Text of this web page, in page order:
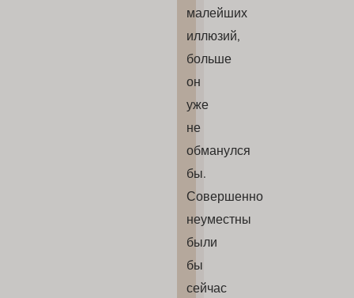
малейших
иллюзий,
больше
он
уже
не
обманулся
бы.
Совершенно
неуместны
были
бы
сейчас